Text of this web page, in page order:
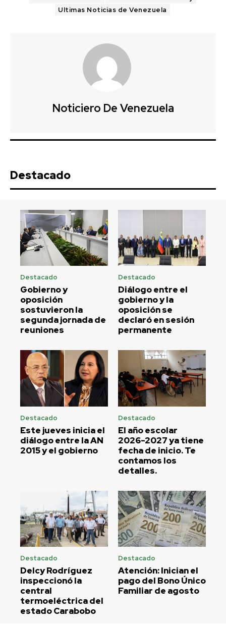
Ultimas Noticias de Venezuela
Noticiero De Venezuela
Destacado
Destacado
Gobierno y
oposición
sostuvieron la
segunda jornada de
reuniones
Destacado
Diálogo entre el
gobierno y la
oposición se
declaró en sesión
permanente
Destacado
Este jueves inicia el
diálogo entre la AN
2015 y el gobierno
Destacado
El año escolar
2026-2027 ya tiene
fecha de inicio. Te
contamos los
detalles.
Destacado
Delcy Rodríguez
inspeccionó la
central
termoeléctrica del
estado Carabobo
Destacado
Atención: Inician el
pago del Bono Único
Familiar de agosto